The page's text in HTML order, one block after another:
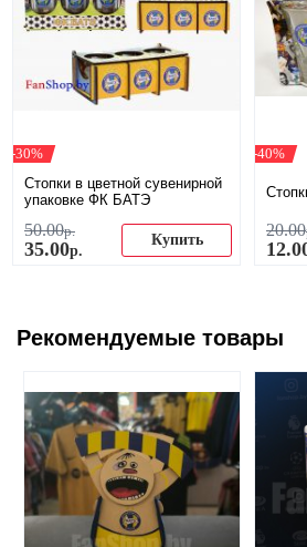
-30%
Стопки в цветной сувенирной
упаковке ФК БАТЭ
50.00р.
35.00р.
Купить
-40%
20.00
12.
Рекомендуемые товары